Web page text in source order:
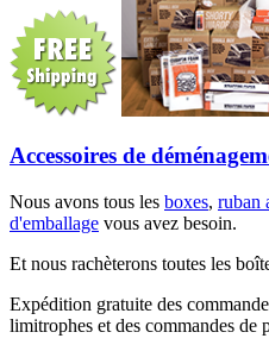
Accessoires de
Nous avons tous les boxes, ruban
d'emballage vous avez besoin.
Et nous rachèterons toutes les
Expédition gratuite des
limitrophes et des commandes de